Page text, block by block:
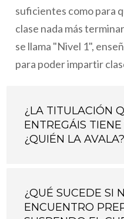
suficientes como para
clase nada más
se llama "Nivel 1",
para poder impartir
¿LA TITULACIÓN
ENTREGÁIS
¿QUIÉN LA AVALA?
¿QUÉ SUCEDE SI
ENCUENTRO